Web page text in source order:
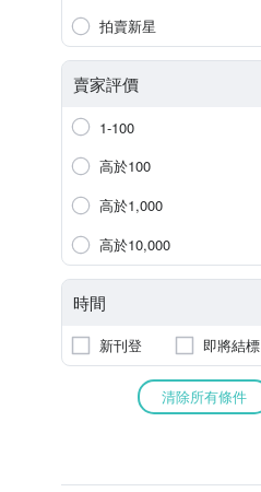
拍賣新星
賣家評價
1-100
高於100
高於1,000
高於10,000
時間
新刊登 即將結標
清除所有條件